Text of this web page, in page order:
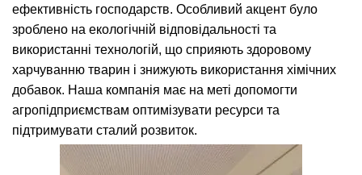
ефективність господарств. Особливий акцент було
зроблено на екологічній відповідальності та
використанні технологій, що сприяють здоровому
харчуванню тварин і знижують використання хімічних
добавок. Наша компанія має на меті допомогти
агропідприємствам оптимізувати ресурси та
підтримувати сталий розвиток.